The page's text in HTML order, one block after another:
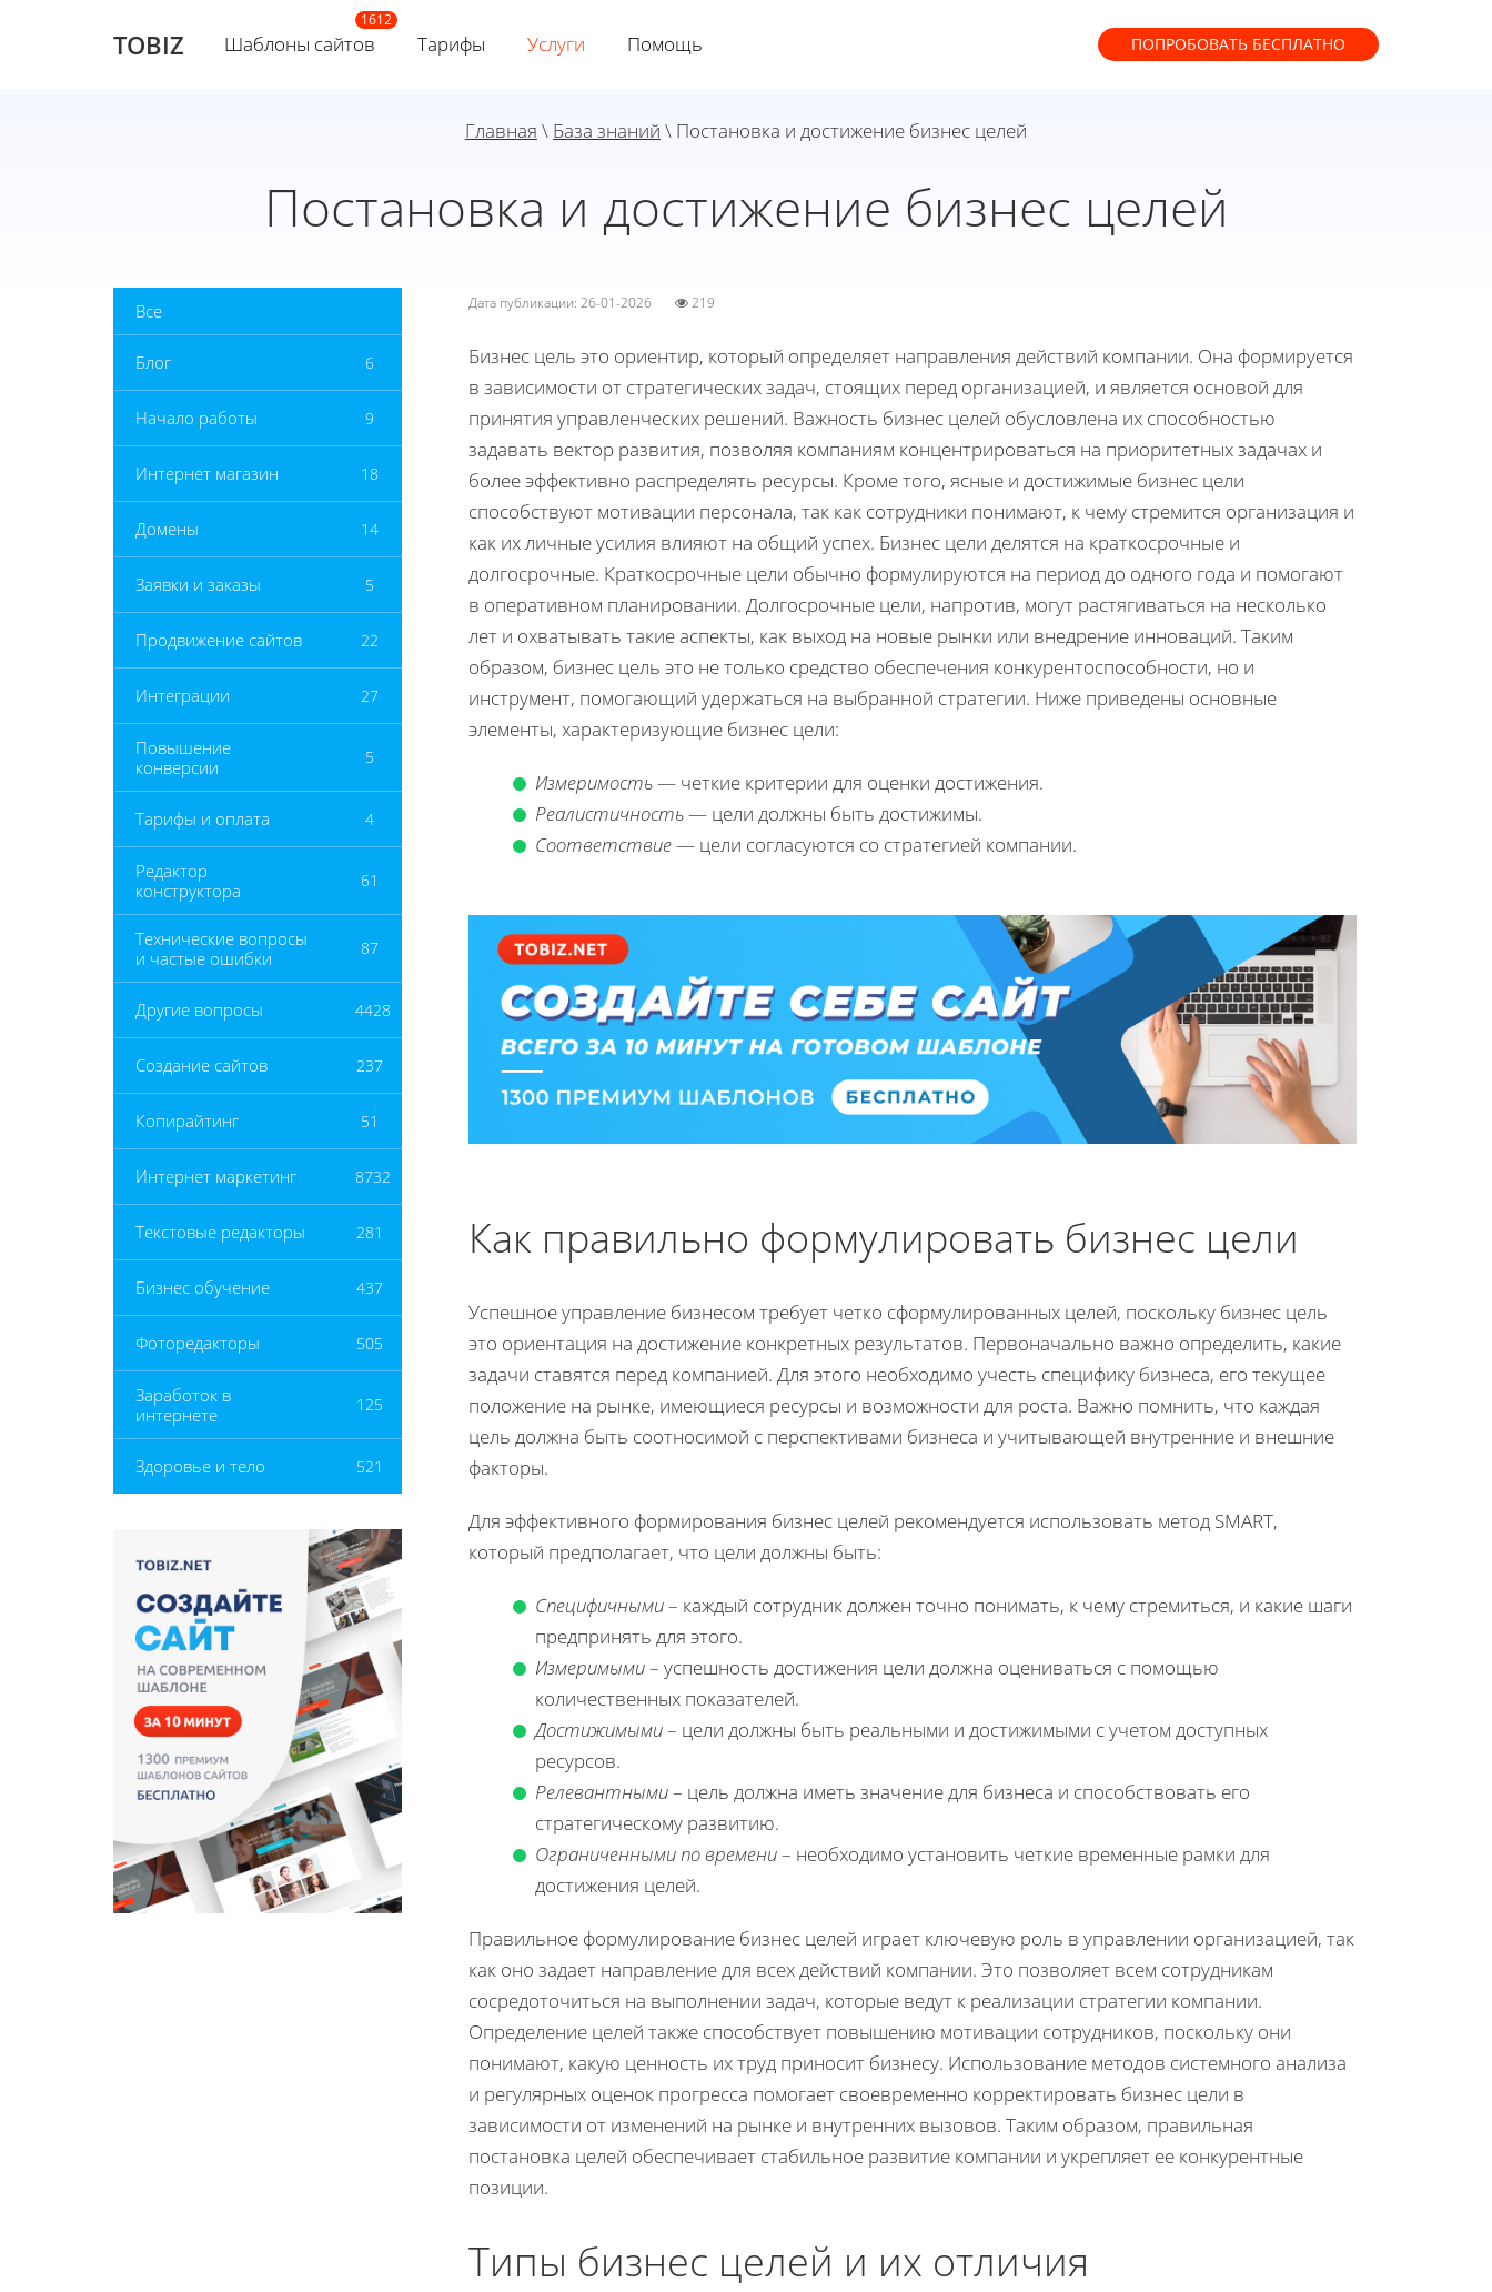
TOBIZ Шаблоны сайтов Тарифы Услуги Помощь ПОПРОБОВАТЬ БЕСПЛАТНО
Главная \ База знаний \ Постановка и достижение бизнес целей
Постановка и достижение бизнес целей
Все
Блог 6
Начало работы 9
Интернет магазин 18
Домены 14
Заявки и заказы 5
Продвижение сайтов 22
Интеграции 27
Повышение
конверсии
5
Тарифы и оплата 4
Редактор
конструктора
61
Технические вопросы
и частые ошибки
87
Другие вопросы 4428
Создание сайтов 237
Копирайтинг 51
Интернет маркетинг 8732
Текстовые редакторы 281
Бизнес обучение 437
Фоторедакторы 505
Заработок в
интернете
125
Здоровье и тело 521
Дата публикации: 26-01-2026 219
Бизнес цель это ориентир, который определяет направления действий компании. Она формируется
в зависимости от стратегических задач, стоящих перед организацией, и является основой для
принятия управленческих решений. Важность бизнес целей обусловлена их способностью
задавать вектор развития, позволяя компаниям концентрироваться на приоритетных задачах и
более эффективно распределять ресурсы. Кроме того, ясные и достижимые бизнес цели
способствуют мотивации персонала, так как сотрудники понимают, к чему стремится организация и
как их личные усилия влияют на общий успех. Бизнес цели делятся на краткосрочные и
долгосрочные. Краткосрочные цели обычно формулируются на период до одного года и помогают
в оперативном планировании. Долгосрочные цели, напротив, могут растягиваться на несколько
лет и охватывать такие аспекты, как выход на новые рынки или внедрение инноваций. Таким
образом, бизнес цель это не только средство обеспечения конкурентоспособности, но и
инструмент, помогающий удержаться на выбранной стратегии. Ниже приведены основные
элементы, характеризующие бизнес цели:
Измеримость— четкие критерии для оценки достижения.
Реалистичность— цели должны быть достижимы.
Соответствие— цели согласуются со стратегией компании.
Как правильно формулировать бизнес цели
Успешное управление бизнесом требует четко сформулированных целей, поскольку бизнес цель
это ориентация на достижение конкретных результатов. Первоначально важно определить, какие
задачи ставятся перед компанией. Для этого необходимо учесть специфику бизнеса, его текущее
положение на рынке, имеющиеся ресурсы и возможности для роста. Важно помнить, что каждая
цель должна быть соотносимой с перспективами бизнеса и учитывающей внутренние и внешние
факторы.
Для эффективного формирования бизнес целей рекомендуется использовать метод SMART,
который предполагает, что цели должны быть:
Специфичными– каждый сотрудник должен точно понимать, к чему стремиться, и какие шаги
предпринять для этого.
Измеримыми– успешность достижения цели должна оцениваться с помощью
количественных показателей.
Достижимыми– цели должны быть реальными и достижимыми с учетом доступных
ресурсов.
Релевантными– цель должна иметь значение для бизнеса и способствовать его
стратегическому развитию.
Ограниченными по времени– необходимо установить четкие временные рамки для
достижения целей.
Правильное формулирование бизнес целей играет ключевую роль в управлении организацией, так
как оно задает направление для всех действий компании. Это позволяет всем сотрудникам
сосредоточиться на выполнении задач, которые ведут к реализации стратегии компании.
Определение целей также способствует повышению мотивации сотрудников, поскольку они
понимают, какую ценность их труд приносит бизнесу. Использование методов системного анализа
и регулярных оценок прогресса помогает своевременно корректировать бизнес цели в
зависимости от изменений на рынке и внутренних вызовов. Таким образом, правильная
постановка целей обеспечивает стабильное развитие компании и укрепляет ее конкурентные
позиции.
Типы бизнес целей и их отличия